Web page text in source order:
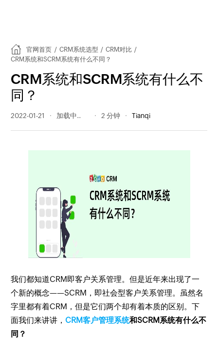
官网首页 / CRM系统选型 / CRM对比 /
CRM系统和SCRM系统有什么不同？
CRM系统和SCRM系统有什么不
同？
2022-01-21 574 阅读量 2 分钟 Tianqi
我们都知道CRM即客户关系管理。但是近年来出现了一
个新的概念——SCRM，即社会型客户关系管理。虽然名
字里都有着CRM，但是它们两个却有着本质的区别。下
面我们来讲讲， CRM客户管理系统和SCRM系统有什么不
同？